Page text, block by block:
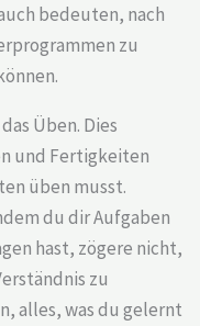
bedeuten, nach
zu
Üben. Dies
und Fertigkeiten
üben musst.
du dir Aufgaben
hast, zögere nicht,
zu
alles, was du gelernt